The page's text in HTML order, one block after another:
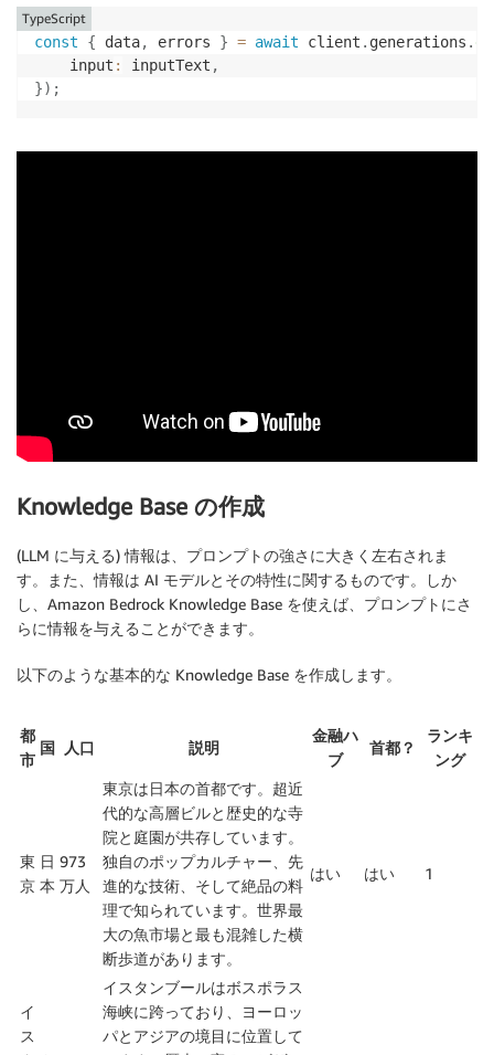
},
});
const { data, errors } = await client . generations .
    input
: inputText ,
}) ;
TypeScript
Knowledge Base の作成
(LLM に与える) 情報は、プロンプトの強さに大きく左右されま
す。また、情報は AI モデルとその特性に関するものです。しか
し、Amazon Bedrock Knowledge Base を使えば、プロンプトにさ
らに情報を与えることができます。
以下のような基本的な Knowledge Base を作成します。
都
市
国 人口 説明
金融ハ
ブ
首都？
ランキ
ング
東
京
日
本
973
万人
東京は日本の首都です。超近
代的な高層ビルと歴史的な寺
院と庭園が共存しています。
独自のポップカルチャー、先
進的な技術、そして絶品の料
理で知られています。世界最
大の魚市場と最も混雑した横
断歩道があります。
はい はい 1
イ
ス
イスタンブールはボスポラス
海峡に跨っており、ヨーロッ
パとアジアの境目に位置して